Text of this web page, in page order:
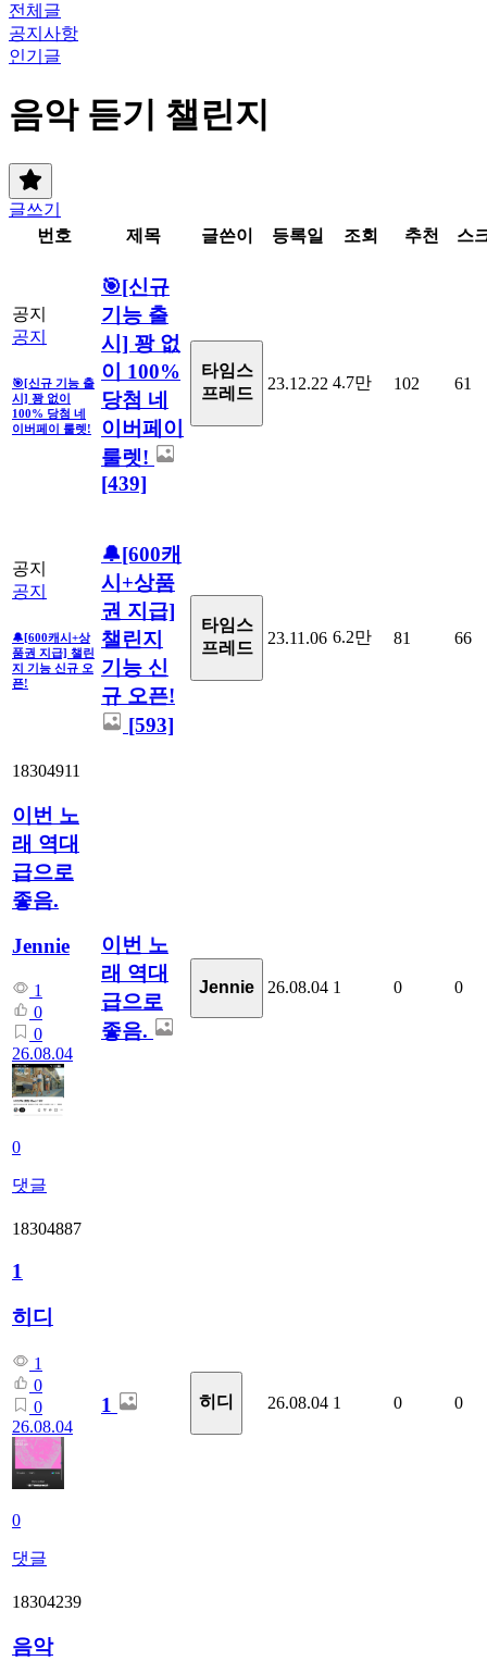
전체글
공지사항
인기글
음악 듣기 챌린지
글쓰기
번호
제목 글쓴이 등록일 조회 추천 스
공지
공지
🎯[신규 기능 출
시] 꽝 없이
100% 당첨 네
이버페이 룰렛!
🎯[신규
기능 출
시] 꽝 없
이 100%
당첨 네
이버페이
룰렛!
[439]
타임스
프레드
23.12.22 4.7만 102 61
공지
공지
🔔[600캐시+상
품권 지급] 챌린
지 기능 신규 오
픈!
🔔[600캐
시+상품
권 지급]
챌린지
기능 신
규 오픈!
[593]
타임스
프레드
23.11.06 6.2만 81 66
18304911
이번 노
래 역대
급으로
좋음.
Jennie
1
0
0
26.08.04
0
댓글
이번 노
래 역대
급으로
좋음.
Jennie 26.08.04 1 0 0
18304887
1
히디
1
0
0
26.08.04
0
댓글
1 히디 26.08.04 1 0 0
18304239
음악